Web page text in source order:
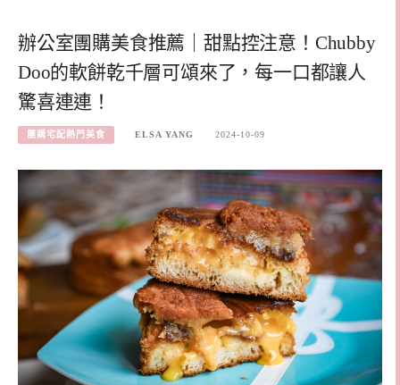
辦公室團購美食推薦｜甜點控注意！Chubby
Doo的軟餅乾千層可頌來了，每一口都讓人
驚喜連連！
團購宅配熱門美食 ELSA YANG 2024-10-09